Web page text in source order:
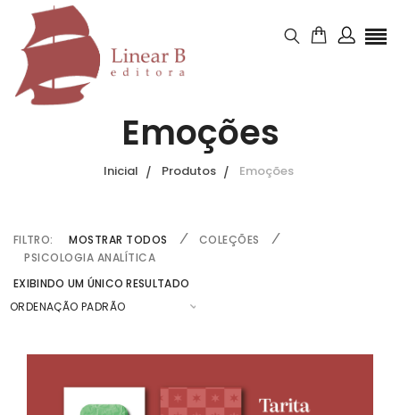
Emoções
Inicial Produtos Emoções
FILTRO: MOSTRAR TODOS
COLEÇÕES
PSICOLOGIA ANALÍTICA
EXIBINDO UM ÚNICO RESULTADO